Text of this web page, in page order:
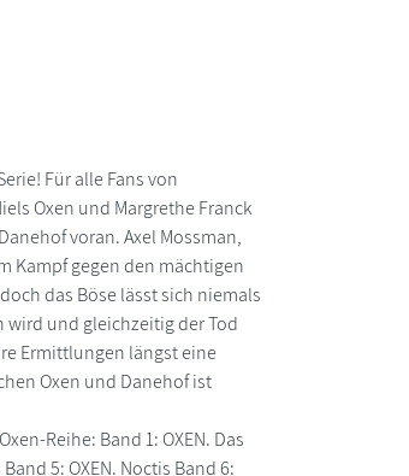
Für alle Fans von
Oxen und Margrethe Franck
voran. Axel Mossman,
Kampf gegen den mächtigen
das Böse lässt sich niemals
wird und gleichzeitig der Tod
Ermittlungen längst eine
Oxen und Danehof ist
Reihe: Band 1: OXEN. Das
5: OXEN. Noctis Band 6: